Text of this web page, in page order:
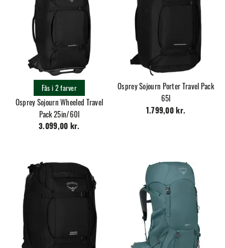
Osprey Sojourn Wheeled Travel
Pack 25in/60l
3.099,00 kr.
Fås i 2 farver
Osprey Sojourn Porter Travel Pack
65l
1.799,00 kr.